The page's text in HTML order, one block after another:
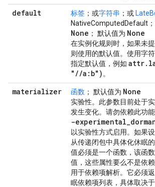
default 标签 ；或字符串 ；或
NativeComputedDefault
None ； 默认值为 None
在实例化规则时，如果未
则使用的默认值。使用字
指定默认值，例如 attr.
" //a:b") 。
materializer 函数 ； 默认值为 None
实验性。此参数目前处于
发生变化。请勿依赖此功
-experimental_
以实验性方式启用。如果
从传递闭包中具体化休眠
值必须是一个函数，该函
值，这些属性要么不是依
用于依赖项解析。它必须
眠依赖项列表，具体取决